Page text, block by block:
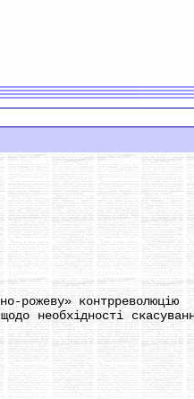
рожеву» контрреволюцію
необхідності